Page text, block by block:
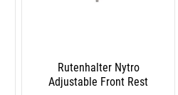
Rutenhalter Nytro
Adjustable Front Rest